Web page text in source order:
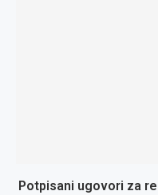
Potpisani ugovori za